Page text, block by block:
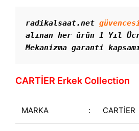
radikalsaat.net
alınan her ürün 1 Yıl
Mekanizma garanti
CARTİER Erkek Collection
MARKA : CARTİER